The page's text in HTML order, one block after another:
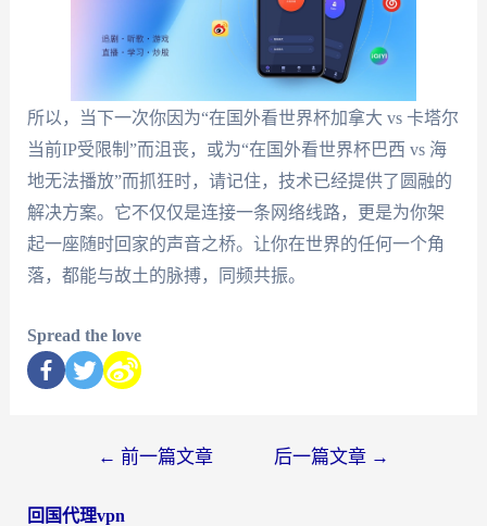
所以，当下一次你因为“在国外看世界杯加拿大 vs 卡塔尔
当前IP受限制”而沮丧，或为“在国外看世界杯巴西 vs 海
地无法播放”而抓狂时，请记住，技术已经提供了圆融的
解决方案。它不仅仅是连接一条网络线路，更是为你架
起一座随时回家的声音之桥。让你在世界的任何一个角
落，都能与故土的脉搏，同频共振。
Spread the love
← 前一篇文章 后一篇文章 →
回国代理vpn